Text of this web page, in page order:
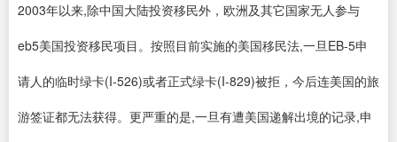
2003年以来,除中国大陆投资移民外，欧洲及其它国家无人参与
eb5美国投资移民项目。按照目前实施的美国移民法,一旦EB-5申
请人的临时绿卡(I-526)或者正式绿卡(I-829)被拒，今后连美国的旅
游签证都无法获得。更严重的是,一旦有遭美国递解出境的记录,申